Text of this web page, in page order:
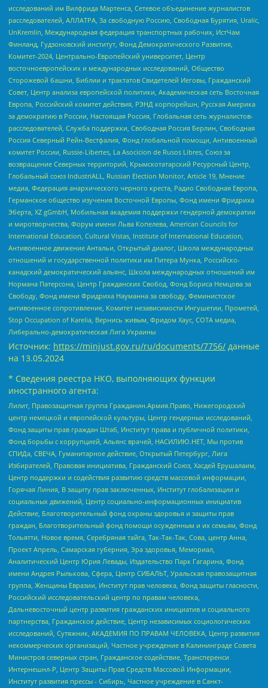
исследований им Вилфрида Мартенса, Сетевое объединение журналистов
расследователей, АЛЛАТРА, За свободную Россию, Свободная Бурятия, Uralic,
UnKremlin, Международная федерация транспортных рабочих, ИстЧам
Финланд, Гудзоновский институт, Фонд Демократического Развития,
Комитет-2024, Центрально-Европейский университет, Центр
восточноевропейских и международных исследований, Общество
Сторожевой башни, Библии и трактатов Свидетелей Иеговы, Гражданский
Совет, Центр анализа европейской политики, Академическая сеть Восточная
Европа, Российский комитет действия, РЭНД корпорейшн, Русская Америка
за демократию в России, Настоящая Россия, Глобальная сеть журналистов-
расследователей, Служба поддержки, Свободная Россия Берлин, Свободная
Россия Северный Рейн-Вестфалия, Фонд глобальной помощи, Антивоенный
комитет России, Russie-Libertes, La Asocicion de Rusos Libres, Союз за
возвращение Северных территорий, Крымскотатарский Ресурсный Центр,
Глобальный союз IndustriALL, Russian Election Monitor, Article 19, Мнение
медиа, Федерация анархического черного креста, Радио Свободная Европа,
Германское общество изучения Восточной Европы, Фонд имени Фридриха
Эберта, XZ gGmbH, Мобильная академия поддержки гендерной демократии
и миротворчества, Форум имени Льва Копелева, American Councils for
International Education, Cultural Vistas, Institute of International Education,
Антивоенное движение Антальи, Открытый диалог, Школа международных
отношений и государственной политики им Питера Мунка, Российско-
канадский демократический альянс, Школа международных отношений им
Нормана Патерсона, Центр Гражданских Свобод, Фонд Бориса Немцова за
Свободу, Фонд имени Фридриха Науманна за свободу, Феминистское
антивоенное сопротивление, Комитет независимости Ингушетии, Прометей,
Stop Occupation of Karelia, Вернись живым, Фридом Хаус, СОТА медиа,
Либерально-демократическая Лига Украины
Источник: https://minjust.gov.ru/ru/documents/7756/ данные
на 13.05.2024
* Сведения реестра НКО, выполняющих функции
иностранного агента:
Лилит, Правозащитная группа Гражданин.Армия.Право, Нижегородский
центр немецкой и европейской культуры, Центр гендерных исследований,
Фонд защиты прав граждан Штаб, Институт права и публичной политики,
Фонд борьбы с коррупцией, Альянс врачей, НАСИЛИЮ.НЕТ, Мы против
СПИДа, СВЕЧА, Гуманитарное действие, Открытый Петербург, Лига
Избирателей, Правовая инициатива, Гражданский Союз, Хасдей Ерушалаим,
Центр поддержки и содействия развитию средств массовой информации,
Горячая Линия, В защиту прав заключенных, Институт глобализации и
социальных движений, Центр социально-информационных инициатив
Действие, Благотворительный фонд охраны здоровья и защиты прав
граждан, Благотворительный фонд помощи осужденным и их семьям, Фонд
Тольятти, Новое время, Серебряная тайга, Так-Так-Так, Сова, центр Анна,
Проект Апрель, Самарская губерния, Эра здоровья, Мемориал,
Аналитический Центр Юрия Левады, Издательство Парк Гагарина, Фонд
имени Андрея Рылькова, Сфера, Центр СИБАЛЬТ, Уральская правозащитная
группа, Женщины Евразии, Институт прав человека, Фонд защиты гласности,
Российский исследовательский центр по правам человека,
Дальневосточный центр развития гражданских инициатив и социального
партнерства, Гражданское действие, Центр независимых социологических
исследований, Сутяжник, АКАДЕМИЯ ПО ПРАВАМ ЧЕЛОВЕКА, Центр развития
некоммерческих организаций, Частное учреждение в Калининграде Совета
Министров северных стран, Гражданское содействие, Трансперенси
Интернешнл-Р, Центр Защиты Прав Средств Массовой Информации,
Институт развития прессы - Сибирь, Частное учреждение в Санкт-